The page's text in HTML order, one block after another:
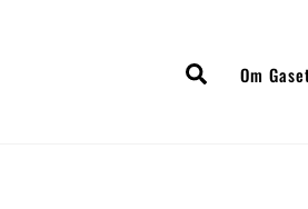
Search
Om